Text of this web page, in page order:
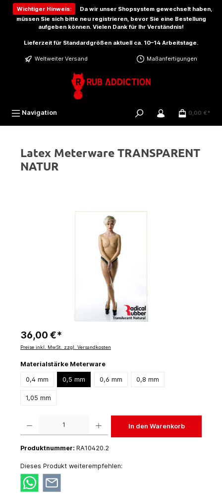
springen
Wichtiger Hinweis:
Da wir unser Shopsystem gewechselt haben,
müssen Sie sich bitte neu registrieren, bevor Sie eine Bestellung
aufgeben können. Vielen Dank für Ihr Verständnis!
Lieferzeit für Standardgrößen aktuell ca. 10–14 Arbeitstage.
Weltweiter Versand Maßanfertigungen
Navigation 0,00 €*
Latex Meterware TRANSPARENT
NATUR
36,00 €*
Preise inkl. MwSt. zzgl. Versandkosten
Materialstärke Meterware
0,4 mm 0,5 mm 0,6 mm 0,8 mm
1,05 mm
In den Warenkorb
Produktnummer: RA10420.2
Dieses Produkt weiterempfehlen: